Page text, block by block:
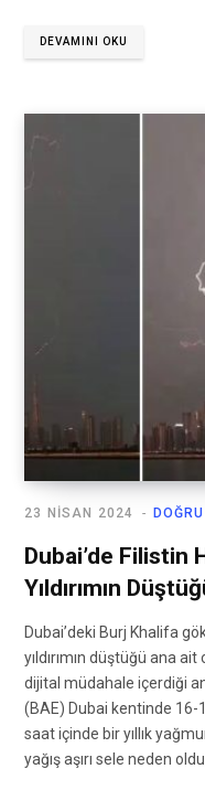
DEVAMINI OKU
23 NISAN 2024
Dubai’de Filistin
Yıldırımın
Dubai’deki Burj Khalifa
yıldırımın düştüğü ana
dijital müdahale içerdiği
(BAE) Dubai kentinde 16-
saat içinde bir yıllık
yağış aşırı sele neden